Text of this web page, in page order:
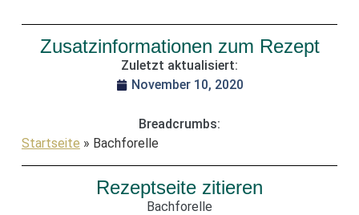
Zusatzinformationen zum Rezept
Zuletzt aktualisiert:
November 10, 2020
Breadcrumbs:
Startseite » Bachforelle
Rezeptseite zitieren
Bachforelle